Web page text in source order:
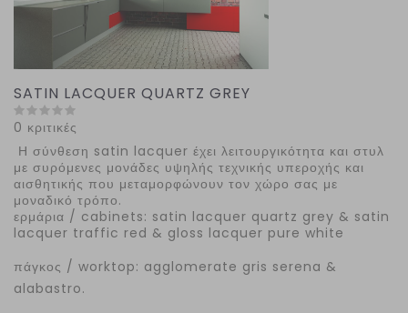
SATIN LACQUER QUARTZ GREY
0 κριτικές
Η σύνθεση satin lacquer έχει λειτουργικότητα και στυλ
με συρόμενες μονάδες υψηλής τεχνικής υπεροχής και
αισθητικής που μεταμορφώνουν τον χώρο σας με
μοναδικό τρόπο.
ερμάρια / cabinets: satin lacquer quartz grey & satin
lacquer traffic red & gloss lacquer pure white
πάγκος / worktop: agglomerate gris serena &
alabastro.